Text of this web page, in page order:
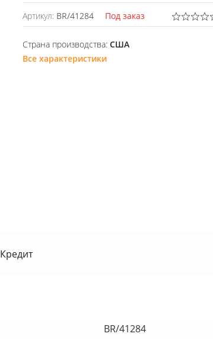
Артикул: BR/41284 Под заказ
Страна производства:США
Все характеристики
Кредит
BR/41284